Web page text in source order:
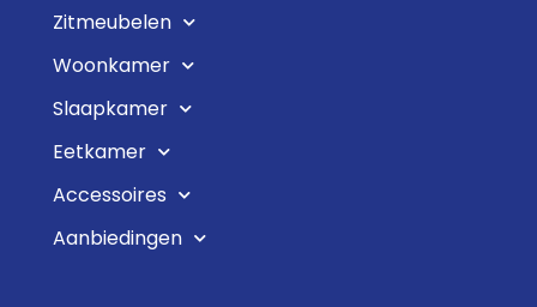
Zitmeubelen
Woonkamer
Slaapkamer
Eetkamer
Accessoires
Aanbiedingen